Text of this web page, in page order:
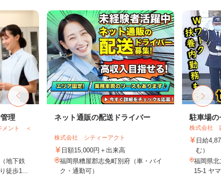
理
メント ＜
地下鉄
徒歩1...
ネット通販の配送ドライバー
株式会社 シティーアクト
日額15,000円＋出来高
福岡県糟屋郡志免町別府（車・バイ
ク・通勤可）
駐車場の
株式会社
日給
む）
福岡県北
15-1 ヤ